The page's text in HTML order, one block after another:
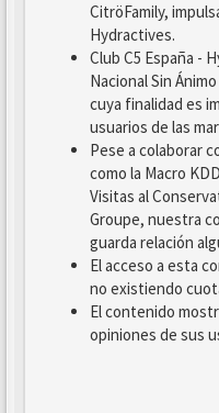
CitröFamily,
Hydractives.
Club C5 España -
Nacional Sin
cuya finalidad es
usuarios de las
Pese a colaborar
como la Macro
Visitas al
Groupe, nuestra
guarda relación
El acceso a esta
no existiendo
El contenido
opiniones de sus